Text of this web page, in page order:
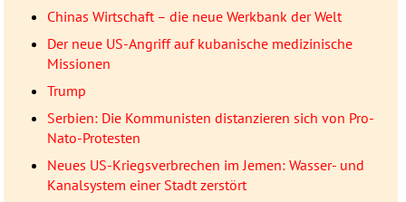
Chinas Wirtschaft – die neue Werkbank der Welt
Der neue US-Angriff auf kubanische medizinische
Missionen
Trump
Serbien: Die Kommunisten distanzieren sich von Pro-
Nato-Protesten
Neues US-Kriegsverbrechen im Jemen: Wasser- und
Kanalsystem einer Stadt zerstört